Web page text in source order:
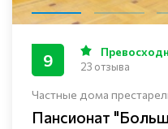
Частные дома
Пансионат
9 23 отзыва